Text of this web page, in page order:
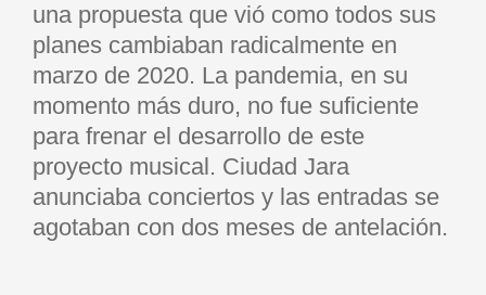
una propuesta que vió como todos sus
planes cambiaban radicalmente en
marzo de 2020. La pandemia, en su
momento más duro, no fue suficiente
para frenar el desarrollo de este
proyecto musical. Ciudad Jara
anunciaba conciertos y las entradas se
agotaban con dos meses de antelación.